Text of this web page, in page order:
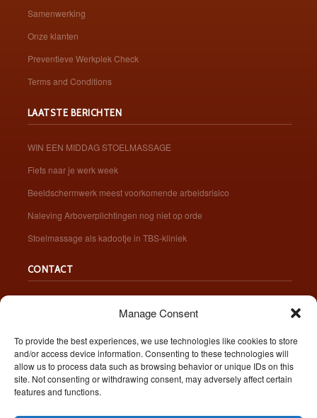
Manage Consent
To provide the best experiences, we use technologies like cookies to store
and/or access device information. Consenting to these technologies will
allow us to process data such as browsing behavior or unique IDs on this
site. Not consenting or withdrawing consent, may adversely affect certain
features and functions.
Samenwerking
Onze klanten
Preventieve Werkplek Check
Terms and Conditions
LAATSTE BERICHTEN
WIN EEN MIDDAG STOELMASSAGE
Fiets naar je werk week
Beeldschermwerk meest voorkomende arbeidsrisico
Naleving Arboverplichtingen nog niet op orde
Stoelmassage als kadootje in TBS-kliniek
CONTACT
BEL 06 - 513 875 69 STUUR EEN BERICHT
VOLG ONS OP